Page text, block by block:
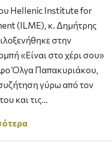
Hellenic Institute for
(ILME), κ. Δημήτρης
στην
«Είναι στο χέρι σου»
Όλγα Παπακυριάκου,
γύρω από τον
και τις...